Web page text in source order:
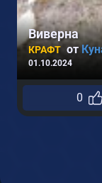
Виверна
КРАФТ от
01.10.2024
0